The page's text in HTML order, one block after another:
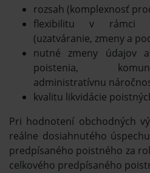
rozsah (komplexnosť
flexibilitu v rámci
(uzatváranie, zmeny a
nutné zmeny údajov
poistenia,
administratívnu
kvalitu likvidácie
Pri hodnotení obchodných
reálne dosiahnutého
predpísaného poistného za
celkového predpísaného